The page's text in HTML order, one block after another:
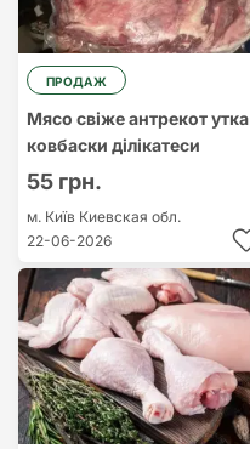
ПРОДАЖ
Мясо свіже антрекот утка
ковбаски ділікатеси
55 грн.
м. Київ Киевская обл.
22-06-2026